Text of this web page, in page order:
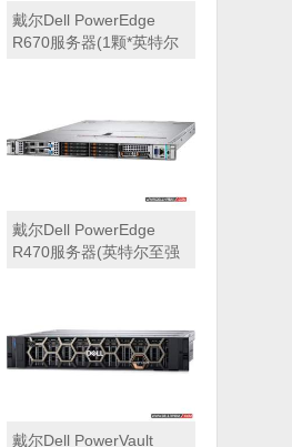
戴尔Dell PowerEdge
R670服务器(1颗*英特尔
PERC H965i阵列卡丨
800W双电源丨三年保修)
戴尔Dell PowerEdge
R470服务器(英特尔至强
H965i阵列卡丨800W双电
源丨三年保修)
戴尔Dell PowerVault